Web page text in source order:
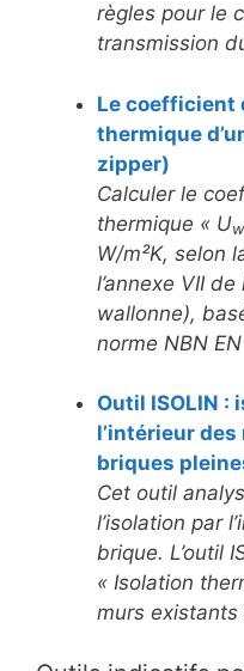
règles pour le
transmission
Le coefficient
thermique
zipper)
Calculer le
thermique « Uw
W/m²K, selon
l’annexe VII
wallonne),
norme NBN
Outil ISOLIN :
l’intérieur
briques
Cet outil
l’isolation par
brique. L’outil
« Isolation
murs existants